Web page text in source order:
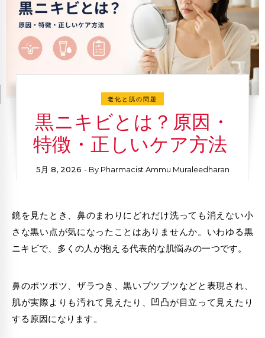
老化と肌の問題
黒ニキビとは？原因・
特徴・正しいケア方法
5月 8, 2026 - By Pharmacist Ammu Muraleedharan
鏡を見たとき、鼻のまわりにどれだけ洗っても消えない小
さな黒い点が気になったことはありませんか。いわゆる黒
ニキビで、多くの人が抱える代表的な肌悩みの一つです。
鼻のポツポツ、ザラつき、黒いブツブツなどと表現され、
肌が実際よりも汚れて見えたり、凹凸が目立って見えたり
する原因になります。